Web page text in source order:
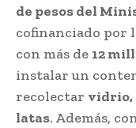
de pesos del
cofinanciado por
con más de 12
instalar un
recolectar vidrio,
latas. Además,